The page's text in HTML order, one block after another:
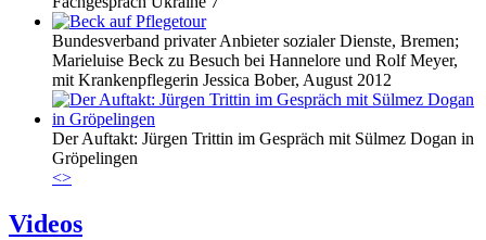
Bundesverband privater Anbieter sozialer Dienste, Bremen;
Marieluise Beck zu Besuch bei Hannelore und Rolf Meyer,
mit Krankenpflegerin Jessica Bober, August 2012
Der Auftakt: Jürgen Trittin im Gespräch mit Sülmez Dogan in
Gröpelingen
<>
Videos